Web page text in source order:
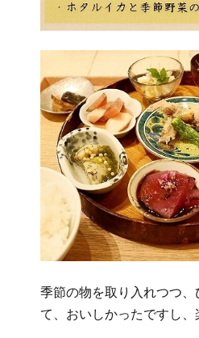
季節の物を取り入れつつ、
て、おいしかったですし、